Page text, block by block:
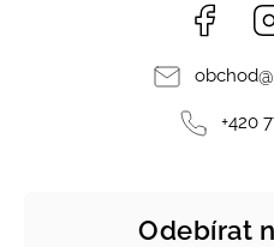
obchod@
+420
Odebírat